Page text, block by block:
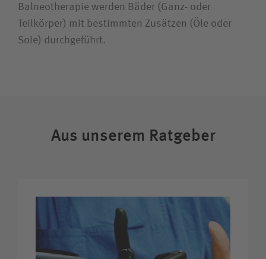
Wie können wir Ihnen helfen?
Besucherin / Besucher
Balneotherapie werden Bäder (Ganz- oder
Teilkörper) mit bestimmten Zusätzen (Öle oder
Sole) durchgeführt.
Aus unserem Ratgeber